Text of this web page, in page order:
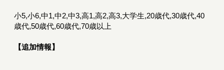
小5,小6,中1,中2,中3,高1,高2,高3,大学生,20歳代,30歳代,40
歳代,50歳代,60歳代,70歳以上
【追加情報】